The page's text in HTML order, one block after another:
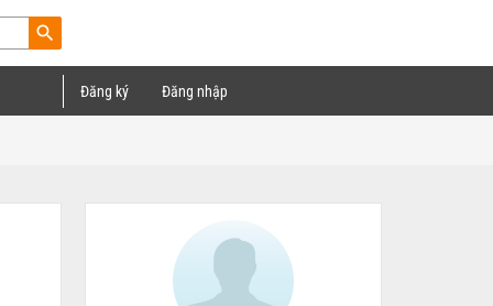
search
Đăng ký Đăng nhập